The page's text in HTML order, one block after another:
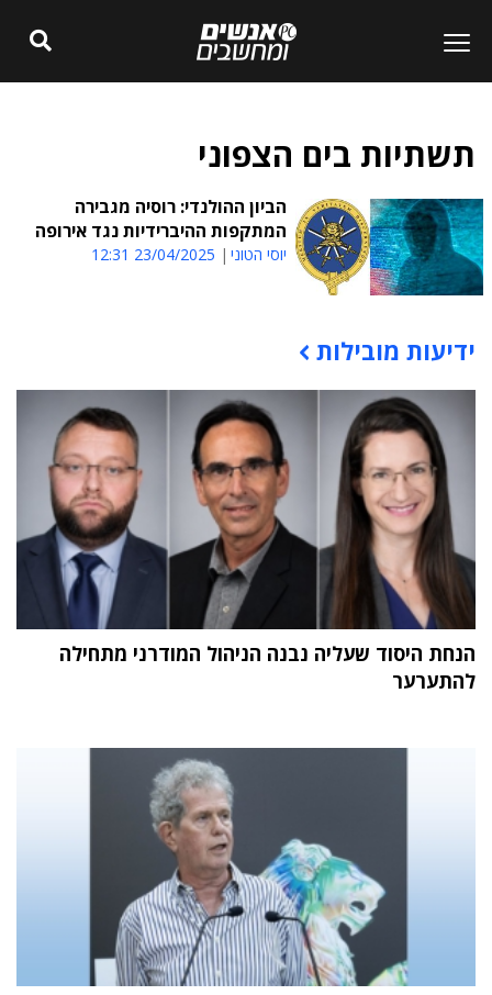
תשתיות בים הצפוני
הביון ההולנדי: רוסיה מגבירה
המתקפות ההיברידיות נגד אירופה
יוסי הטוני 23/04/2025 12:31
תוכן פרסומי
ידיעות מובילות
הנחת היסוד שעליה נבנה הניהול המודרני מתחילה
להתערער